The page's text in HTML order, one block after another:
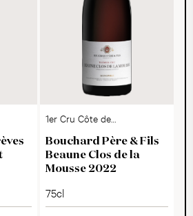
1er Cru Côte de
Beaune AOC
Bouchard Père & Fils
Beaune Clos de la
Mousse 2022
75cl